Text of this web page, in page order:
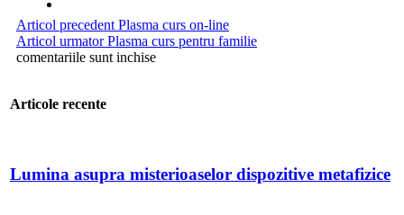
Articol precedent Plasma curs on-line
Articol urmatorPlasma curs pentru familie
comentariile sunt inchise
Articole recente
Lumina asupra misterioaselor dispozitive metafizice